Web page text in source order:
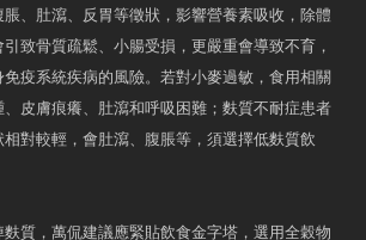
、肚瀉、反胃等徵狀，影響營養素吸收，除體
致骨質疏鬆、小腸受損，更嚴重會導致不育，
疫系統疾病的風險。若對小麥過敏，食用相關
皮膚痕癢、肚瀉和呼吸困難；麩質不耐症患者
對較輕，會肚瀉、腹脹等，須選擇低麩質飲
質，萬侃建議應緊貼飲食金字塔，選用全穀物